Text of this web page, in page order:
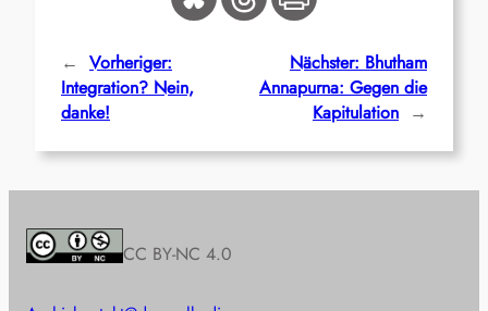
← Vorheriger:
Integration? Nein,
danke!
Nächster: Bhutham
Annapurna: Gegen die
Kapitulation →
CC BY-NC 4.0